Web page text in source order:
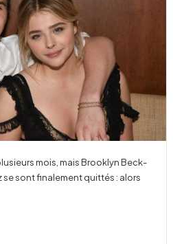
mois, mais Brook­lyn Beck­
se sont fina­le­ment quit­tés : alors